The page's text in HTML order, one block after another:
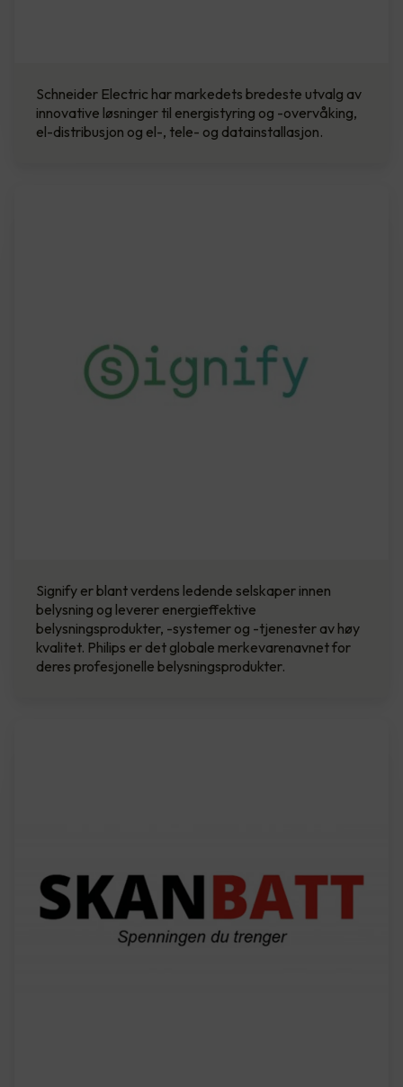
Schneider Electric har markedets bredeste utvalg av
innovative løsninger til energistyring og -overvåking,
el-distribusjon og el-, tele- og datainstallasjon.
Signify er blant verdens ledende selskaper innen
belysning og leverer energieffektive
belysningsprodukter, -systemer og -tjenester av høy
kvalitet. Philips er det globale merkevarenavnet for
deres profesjonelle belysningsprodukter.